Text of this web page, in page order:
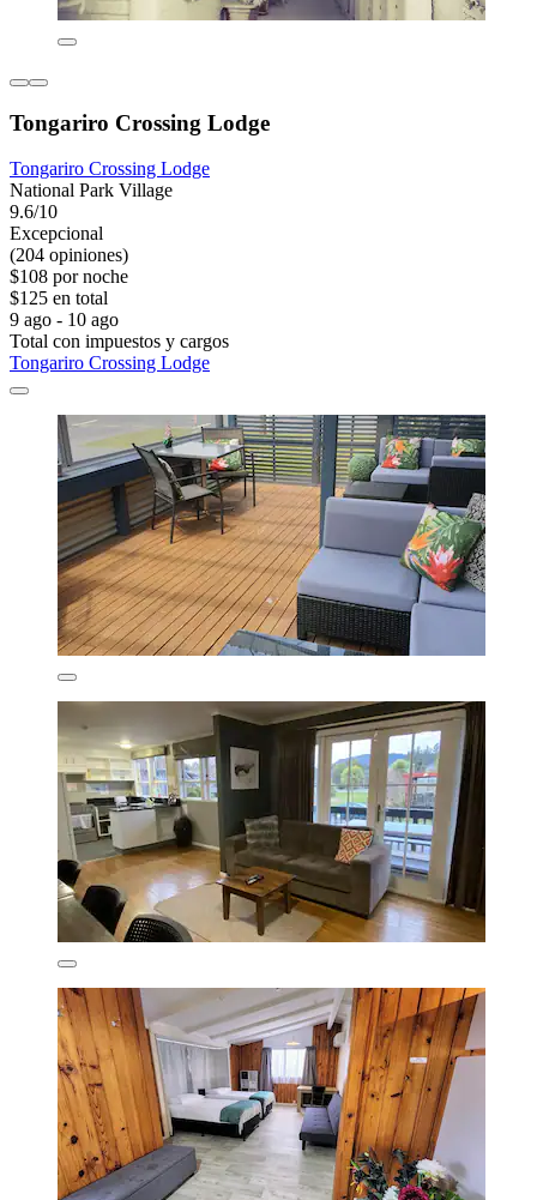
Tongariro Crossing Lodge
Tongariro Crossing Lodge
National Park Village
9.6/10
Excepcional
(204 opiniones)
$108 por noche
$125 en total
9 ago - 10 ago
Total con impuestos y cargos
Tongariro Crossing Lodge